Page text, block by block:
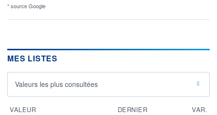
* source Google
MES LISTES
Valeurs les plus consultées
VALEUR DERNIER
VAR.